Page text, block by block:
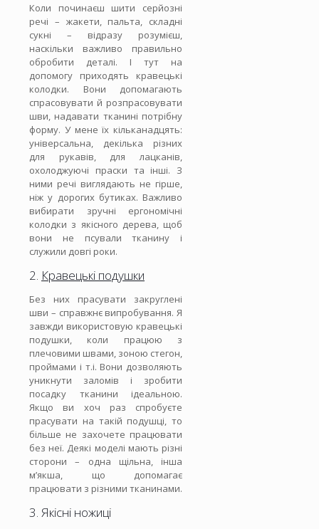
Коли починаєш шити серйозні
речі – жакети, пальта, складні
сукні – відразу розумієш,
наскільки важливо правильно
обробити деталі. І тут на
допомогу приходять кравецькі
колодки. Вони допомагають
спрасовувати й розпрасовувати
шви, надавати тканині потрібну
форму. У мене їх кільканадцять:
універсальна, декілька різних
для рукавів, для лацканів,
охолоджуючі праски та інші. З
ними речі виглядають не гірше,
ніж у дорогих бутиках. Важливо
вибирати зручні ергономічні
колодки з якісного дерева, щоб
вони не псували тканину і
служили довгі роки.
2. Кравецькі подушки
Без них прасувати закруглені
шви – справжнє випробування. Я
завжди використовую кравецькі
подушки, коли працюю з
плечовими швами, зоною стегон,
проймами і т.і. Вони дозволяють
уникнути заломів і зробити
посадку тканини ідеальною.
Якщо ви хоч раз спробуєте
прасувати на такій подушці, то
більше не захочете працювати
без неї. Деякі моделі мають різні
сторони – одна щільна, інша
м’якша, що допомагає
працювати з різними тканинами.
3. Якісні ножиці